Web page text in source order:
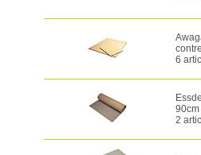
6
90cm
2